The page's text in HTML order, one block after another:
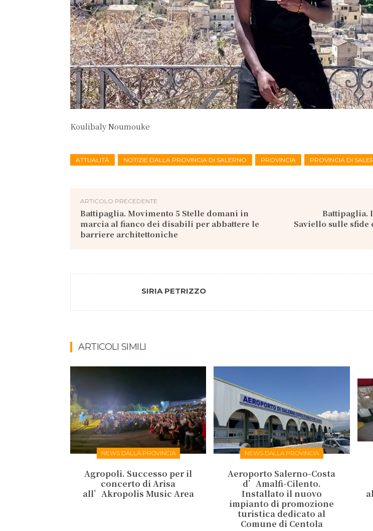
Koulibaly Noumouke
ATTUALITÀ NOTIZIE DALLA PROVINCIA DI SALERNO PROVINCIA PROVINCIA DI
ARTICOLO PRECEDENTE
Battipaglia. Movimento 5 Stelle domani in
marcia al fianco dei disabili per abbattere le
barriere architettoniche
Battipaglia.
Saviello sulle sfide
SIRIA PETRIZZO
ARTICOLI SIMILI
NEWS DALLA PROVINCIA
Agropoli. Successo per il
concerto di Arisa
all’Akropolis Music Area
NEWS DALLA PROVINCIA
Aeroporto Salerno-Costa
d’Amalfi-Cilento.
Installato il nuovo
impianto di promozione
turistica dedicato al
Comune di Centola